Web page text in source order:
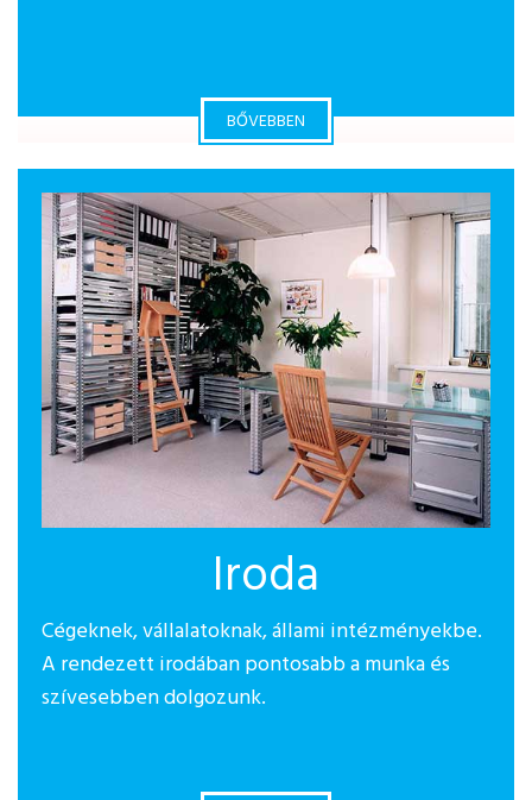
BŐVEBBEN
Iroda
Cégeknek, vállalatoknak, állami intézményekbe.
A rendezett irodában pontosabb a munka és
szívesebben dolgozunk.